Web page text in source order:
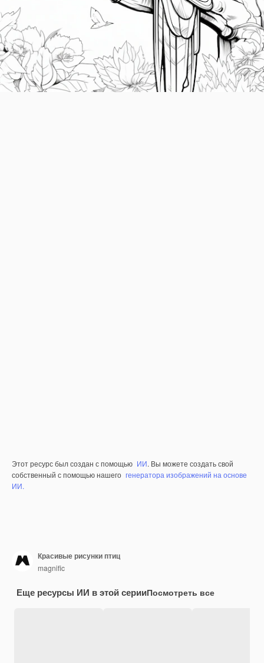
Этот ресурс был создан с помощью ИИ. Вы можете создать свой
собственный с помощью нашего генератора изображений на основе
ИИ.
Красивые рисунки птиц
magnific
Еще ресурсы ИИ в этой серииПосмотреть все